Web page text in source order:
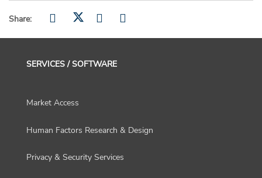
Share:
SERVICES / SOFTWARE
Market Access
Human Factors Research & Design
Privacy & Security Services